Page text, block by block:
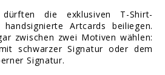
die exklusiven T-Shirt-
Artcards beiliegen.
zwischen zwei Motiven wählen:
schwarzer Signatur oder dem
Signatur.